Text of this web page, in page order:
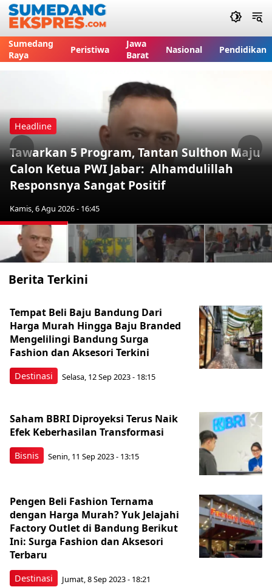
Sumedang
Raya
Peristiwa
Jawa
Barat
Nasional Pendidikan
Headline
Tawarkan 5 Program, Tantan Sulthon Maju
Calon Ketua PWI Jabar: Alhamdulillah
Responsnya Sangat Positif
Kamis, 6 Agu 2026 - 16:45
Previous
Berita Terkini
Destinasi
Tempat Beli Baju Bandung Dari
Harga Murah Hingga Baju Branded
Mengelilingi Bandung Surga
Fashion dan Aksesori Terkini
Selasa, 12 Sep 2023 - 18:15
Bisnis
Saham BBRI Diproyeksi Terus Naik
Efek Keberhasilan Transformasi
Senin, 11 Sep 2023 - 13:15
Destinasi
Pengen Beli Fashion Ternama
dengan Harga Murah? Yuk Jelajahi
Factory Outlet di Bandung Berikut
Ini: Surga Fashion dan Aksesori
Terbaru
Jumat, 8 Sep 2023 - 18:21